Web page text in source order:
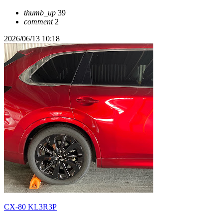
thumb_up 39
comment2
2026/06/13 10:18
CX-80 KL3R3P